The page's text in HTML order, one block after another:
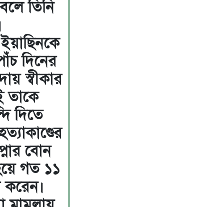
তিনি
দিনের
স্বীকার
তাকে
দিতে
বোন
গত ১১
করেন।